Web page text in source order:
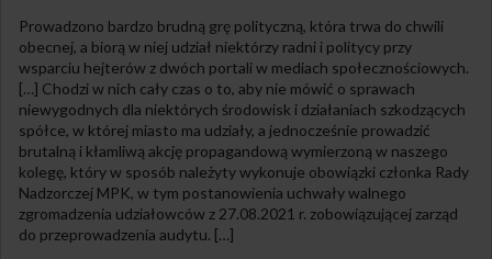
Prowadzono bardzo brudną grę polityczną, która trwa do chwili
obecnej, a biorą w niej udział niektórzy radni i politycy przy
wsparciu hejterów z dwóch portali w mediach społecznościowych.
[…] Chodzi w nich cały czas o to, aby nie mówić o sprawach
niewygodnych dla niektórych środowisk i działaniach szkodzących
spółce, w której miasto ma udziały, a jednocześnie prowadzić
brutalną i kłamliwą akcję propagandową wymierzoną w naszego
kolegę, który w sposób należyty wykonuje obowiązki członka Rady
Nadzorczej MPK, w tym postanowienia uchwały walnego
zgromadzenia udziałowców z 27.08.2021 r. zobowiązującej zarząd
do przeprowadzenia audytu. […]